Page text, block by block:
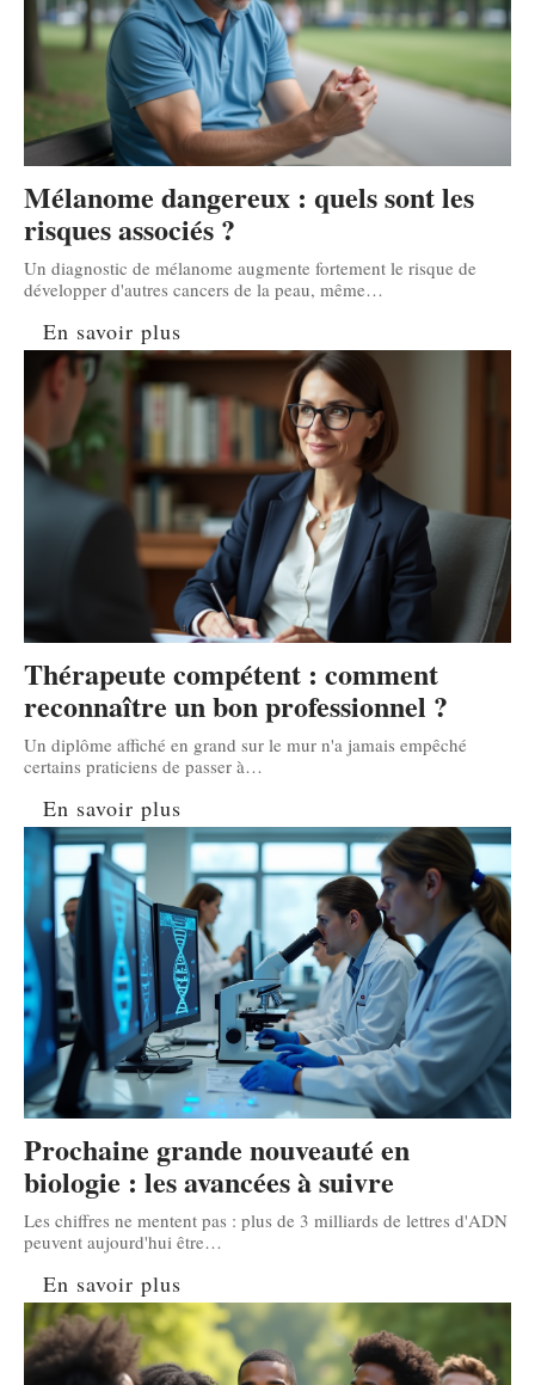
Mélanome dangereux : quels sont les
risques associés ?
Un diagnostic de mélanome augmente fortement le risque de
développer d'autres cancers de la peau, même…
En savoir plus
Thérapeute compétent : comment
reconnaître un bon professionnel ?
Un diplôme affiché en grand sur le mur n'a jamais empêché
certains praticiens de passer à…
En savoir plus
Prochaine grande nouveauté en
biologie : les avancées à suivre
Les chiffres ne mentent pas : plus de 3 milliards de lettres d'ADN
peuvent aujourd'hui être…
En savoir plus